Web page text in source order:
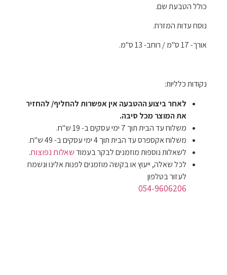
כולל הטבעת שם.
נוסח עדות המזרח.
אורך- 17 ס"מ / רוחב- 13 ס"מ.
נקודות כלליות:
לאחר ביצוע ההטבעה אין אפשרות להחליף/ להחזיר
את המוצר מכל סיבה.
משלוח עד הבית תוך 7 ימי עסקים ב- 19 ש"ח.
משלוח אקספרס עד הבית תוך 4 ימי עסקים ב- 49 ש"ח.
לשאלות נוספות מוזמנים לבקר בעמודשאלות נפוצות.
לכל שאלה, ייעוץ או בקשה מוזמנים לפנות אלינו ונשמח
לעזור בטלפון
054-9606206